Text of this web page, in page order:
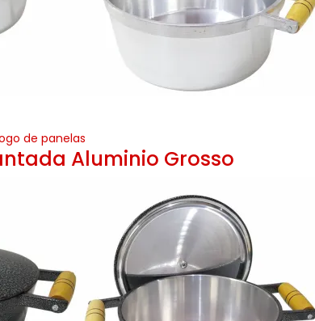
de panelas
Aluminio Grosso